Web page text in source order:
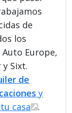
de
los
Europe,
Sixt.
de
y
casa
.